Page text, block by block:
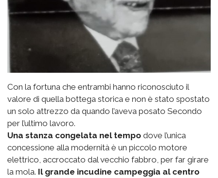
Con la fortuna che entrambi hanno riconosciuto il
valore di quella bottega storica e non è stato spostato
un solo attrezzo da quando l’aveva posato Secondo
per l’ultimo lavoro.
Una stanza congelata nel tempo dove l’unica
concessione alla modernità è un piccolo motore
elettrico, accroccato dal vecchio fabbro, per far girare
la mola. Il grande incudine campeggia al centro